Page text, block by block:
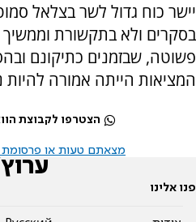
יישר כוח גדול לשר בצלאל
בסקרים ולא בתקשורת
פשוטה, שבזמנים כתיקונם
המציאות הייתה אמורה
הצטרפו לקבוצת
מצאתם טעות או פרסומת
פנו אלינו